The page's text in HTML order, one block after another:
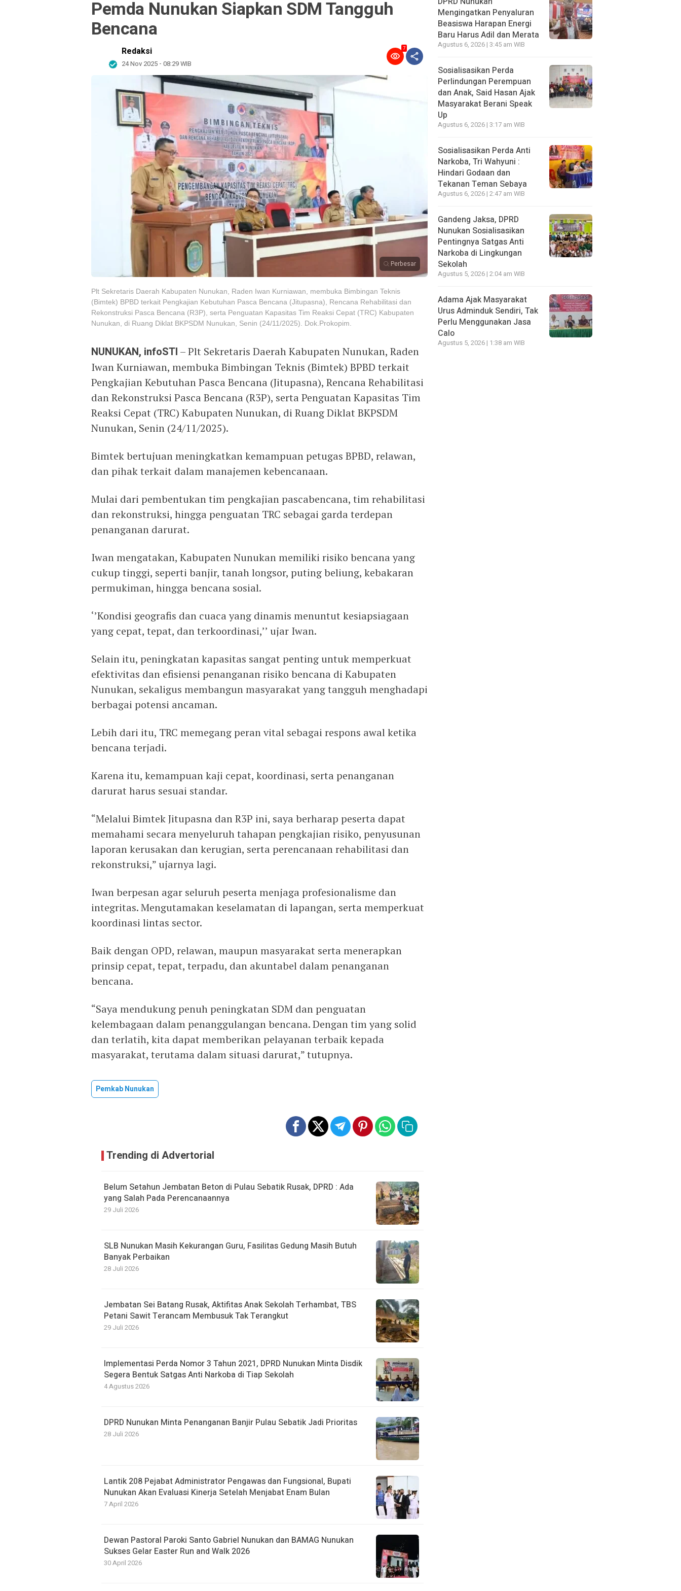
Pemda Nunukan Siapkan SDM Tangguh
Bencana
Redaksi
24 Nov 2025 - 08:29 WIB
7
Perbesar
Plt Sekretaris Daerah Kabupaten Nunukan, Raden Iwan Kurniawan, membuka Bimbingan Teknis
(Bimtek) BPBD terkait Pengkajian Kebutuhan Pasca Bencana (Jitupasna), Rencana Rehabilitasi dan
Rekonstruksi Pasca Bencana (R3P), serta Penguatan Kapasitas Tim Reaksi Cepat (TRC) Kabupaten
Nunukan, di Ruang Diklat BKPSDM Nunukan, Senin (24/11/2025). Dok.Prokopim.
NUNUKAN, infoSTI – Plt Sekretaris Daerah Kabupaten Nunukan, Raden
Iwan Kurniawan, membuka Bimbingan Teknis (Bimtek) BPBD terkait
Pengkajian Kebutuhan Pasca Bencana (Jitupasna), Rencana Rehabilitasi
dan Rekonstruksi Pasca Bencana (R3P), serta Penguatan Kapasitas Tim
Reaksi Cepat (TRC) Kabupaten Nunukan, di Ruang Diklat BKPSDM
Nunukan, Senin (24/11/2025).
Bimtek bertujuan meningkatkan kemampuan petugas BPBD, relawan,
dan pihak terkait dalam manajemen kebencanaan.
Mulai dari pembentukan tim pengkajian pascabencana, tim rehabilitasi
dan rekonstruksi, hingga penguatan TRC sebagai garda terdepan
penanganan darurat.
Iwan mengatakan, Kabupaten Nunukan memiliki risiko bencana yang
cukup tinggi, seperti banjir, tanah longsor, puting beliung, kebakaran
permukiman, hingga bencana sosial.
‘’Kondisi geografis dan cuaca yang dinamis menuntut kesiapsiagaan
yang cepat, tepat, dan terkoordinasi,’’ ujar Iwan.
Selain itu, peningkatan kapasitas sangat penting untuk memperkuat
efektivitas dan efisiensi penanganan risiko bencana di Kabupaten
Nunukan, sekaligus membangun masyarakat yang tangguh menghadapi
berbagai potensi ancaman.
Lebih dari itu, TRC memegang peran vital sebagai respons awal ketika
bencana terjadi.
Karena itu, kemampuan kaji cepat, koordinasi, serta penanganan
darurat harus sesuai standar.
“Melalui Bimtek Jitupasna dan R3P ini, saya berharap peserta dapat
memahami secara menyeluruh tahapan pengkajian risiko, penyusunan
laporan kerusakan dan kerugian, serta perencanaan rehabilitasi dan
rekonstruksi,” ujarnya lagi.
Iwan berpesan agar seluruh peserta menjaga profesionalisme dan
integritas. Mengutamakan keselamatan di lapangan, serta memperkuat
koordinasi lintas sector.
Baik dengan OPD, relawan, maupun masyarakat serta menerapkan
prinsip cepat, tepat, terpadu, dan akuntabel dalam penanganan
bencana.
“Saya mendukung penuh peningkatan SDM dan penguatan
kelembagaan dalam penanggulangan bencana. Dengan tim yang solid
dan terlatih, kita dapat memberikan pelayanan terbaik kepada
masyarakat, terutama dalam situasi darurat,” tutupnya.
Pemkab Nunukan
Trending di Advertorial
Belum Setahun Jembatan Beton di Pulau Sebatik Rusak, DPRD : Ada
yang Salah Pada Perencanaannya
29 Juli 2026
SLB Nunukan Masih Kekurangan Guru, Fasilitas Gedung Masih Butuh
Banyak Perbaikan
28 Juli 2026
Jembatan Sei Batang Rusak, Aktifitas Anak Sekolah Terhambat, TBS
Petani Sawit Terancam Membusuk Tak Terangkut
29 Juli 2026
Implementasi Perda Nomor 3 Tahun 2021, DPRD Nunukan Minta Disdik
Segera Bentuk Satgas Anti Narkoba di Tiap Sekolah
4 Agustus 2026
DPRD Nunukan Minta Penanganan Banjir Pulau Sebatik Jadi Prioritas
28 Juli 2026
Lantik 208 Pejabat Administrator Pengawas dan Fungsional, Bupati
Nunukan Akan Evaluasi Kinerja Setelah Menjabat Enam Bulan
7 April 2026
Dewan Pastoral Paroki Santo Gabriel Nunukan dan BAMAG Nunukan
Sukses Gelar Easter Run and Walk 2026
30 April 2026
Mengingatkan Penyaluran
Beasiswa Harapan Energi
Baru Harus Adil dan Merata
Agustus 6, 2026 | 3:45 am WIB
Sosialisasikan Perda
Perlindungan Perempuan
dan Anak, Said Hasan Ajak
Masyarakat Berani Speak
Up
Agustus 6, 2026 | 3:17 am WIB
Sosialisasikan Perda Anti
Narkoba, Tri Wahyuni :
Hindari Godaan dan
Tekanan Teman Sebaya
Agustus 6, 2026 | 2:47 am WIB
Gandeng Jaksa, DPRD
Nunukan Sosialisasikan
Pentingnya Satgas Anti
Narkoba di Lingkungan
Sekolah
Agustus 5, 2026 | 2:04 am WIB
Adama Ajak Masyarakat
Urus Adminduk Sendiri, Tak
Perlu Menggunakan Jasa
Calo
Agustus 5, 2026 | 1:38 am WIB